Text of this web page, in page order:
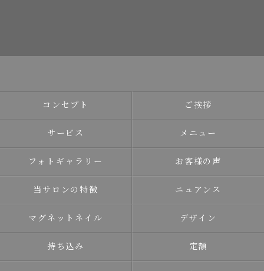
コンセプト ご挨拶
サービス メニュー
フォトギャラリー お客様の声
当サロンの特徴 ニュアンス
マグネットネイル デザイン
持ち込み 定額